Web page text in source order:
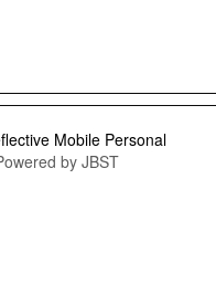
Mobile Personal
by JBST